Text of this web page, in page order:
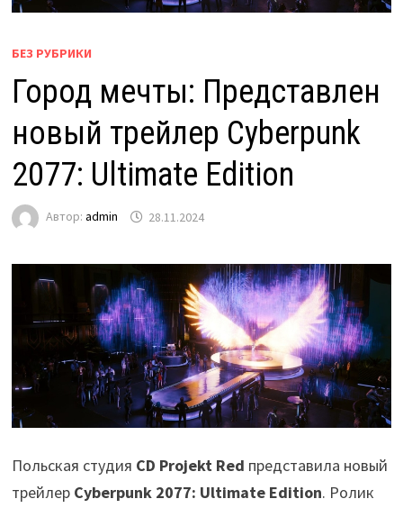
БЕЗ РУБРИКИ
Город мечты: Представлен
новый трейлер Cyberpunk
2077: Ultimate Edition
Автор: admin 28.11.2024
Польская студия CD Projekt Red представила новый
трейлер Cyberpunk 2077: Ultimate Edition. Ролик